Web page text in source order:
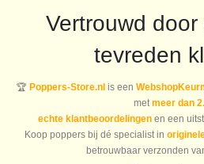
Vertrouwd
tevreden
🏆 Poppers-Store.nlis een
met meer dan
echte klantbeoordelingenen een
Koop poppers bij dé specialist in
betrouwbaar verzonden